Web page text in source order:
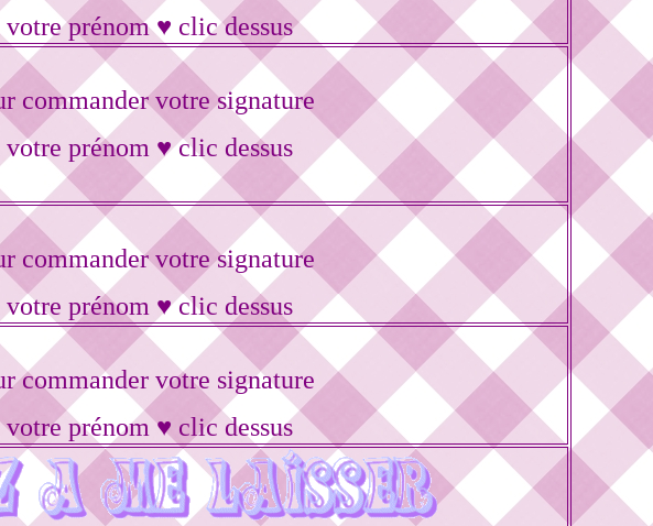
votre prénom ♥ clic dessus
commander votre signature
votre prénom ♥ clic dessus
commander votre signature
votre prénom ♥ clic dessus
commander votre signature
votre prénom ♥ clic dessus